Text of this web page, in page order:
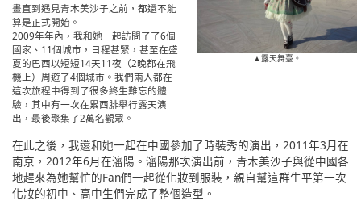
畫直到遇見青木美沙子之前，都還不能
算是正式開始。
2009年年內，我和她一起訪問了了6個
國家、11個城市，日程甚緊，甚至在盛
夏的巴西以短短14天11夜（2晚都在飛
機上）周遊了4個城市。我們兩人都在
這次旅程中得到了很多終生難忘的體
驗，其中有一次在累西腓舉行露天演
出，最後聚集了2萬名觀眾。
▲露天舞臺。
在此之後，我還和她一起在中國參加了時裝秀的演出，2011年3月在
南京，2012年6月在瀋陽。瀋陽那次演出前，青木美沙子與從中國各
地趕來為她幫忙的Fan們一起從化妝到服裝，親自幫這群生平第一次
化妝的初中、高中生們完成了整個造型。